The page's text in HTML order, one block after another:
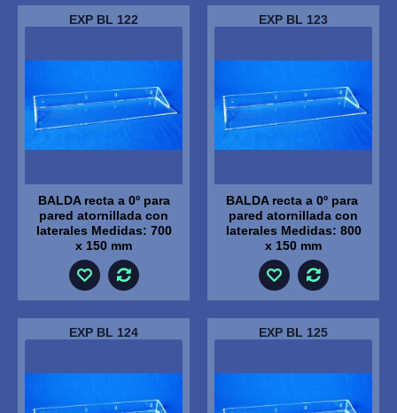
EXP BL 122
BALDA recta a 0º para
pared atornillada con
laterales Medidas: 700
x 150 mm
EXP BL 123
BALDA recta a 0º para
pared atornillada con
laterales Medidas: 800
x 150 mm
EXP BL 124 EXP BL 125